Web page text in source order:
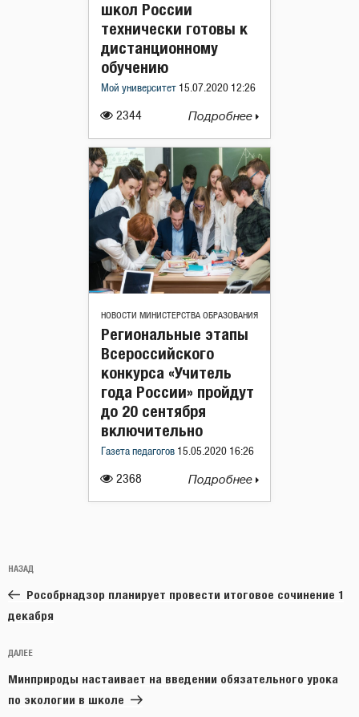
2344
школ России
технически готовы к
дистанционному
обучению
Мой университет 15.07.2020 12:26
Подробнее
НОВОСТИ МИНИСТЕРСТВА ОБРАЗОВАНИЯ
2368
Региональные этапы
Всероссийского
конкурса «Учитель
года России» пройдут
до 20 сентября
включительно
Газета педагогов 15.05.2020 16:26
Подробнее
по
записям
Предыдущая
запись:
НАЗАД
Рособрнадзор планирует провести итоговое сочинение 1
декабря
Следующая
запись
ДАЛЕЕ
Минприроды настаивает на введении обязательного урока
по экологии в школе